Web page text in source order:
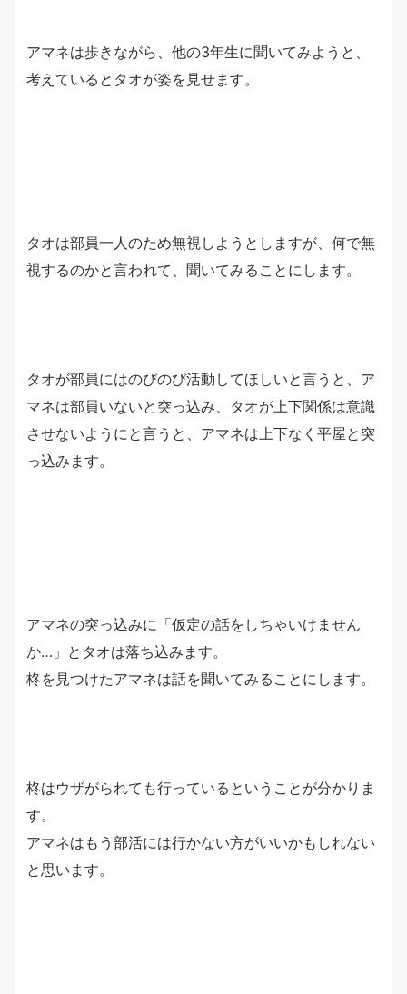
アマネは歩きながら、他の3年生に聞いてみようと、
考えているとタオが姿を見せます。
タオは部員一人のため無視しようとしますが、何で無
視するのかと言われて、聞いてみることにします。
タオが部員にはのびのび活動してほしいと言うと、ア
マネは部員いないと突っ込み、タオが上下関係は意識
させないようにと言うと、アマネは上下なく平屋と突
っ込みます。
アマネの突っ込みに「仮定の話をしちゃいけません
か…」とタオは落ち込みます。
柊を見つけたアマネは話を聞いてみることにします。
柊はウザがられても行っているということが分かりま
す。
アマネはもう部活には行かない方がいいかもしれない
と思います。